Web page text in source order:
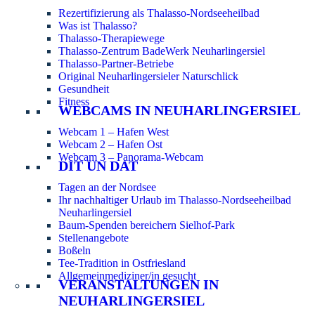
Rezertifizierung als Thalasso-Nordseeheilbad
Was ist Thalasso?
Thalasso-Therapiewege
Thalasso-Zentrum BadeWerk Neuharlingersiel
Thalasso-Partner-Betriebe
Original Neuharlingersieler Naturschlick
Gesundheit
Fitness
WEBCAMS IN NEUHARLINGERSIEL
Webcam 1 – Hafen West
Webcam 2 – Hafen Ost
Webcam 3 – Panorama-Webcam
DIT UN DAT
Tagen an der Nordsee
Ihr nachhaltiger Urlaub im Thalasso-Nordseeheilbad
Neuharlingersiel
Baum-Spenden bereichern Sielhof-Park
Stellenangebote
Boßeln
Tee-Tradition in Ostfriesland
Allgemeinmediziner/in gesucht
VERANSTALTUNGEN IN
NEUHARLINGERSIEL